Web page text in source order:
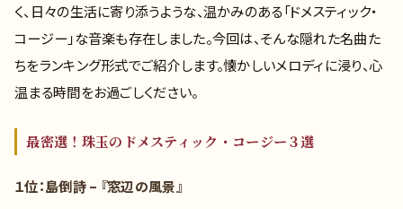
く、日々の生活に寄り添うような、温かみのある「ドメスティック・
コージー」な音楽も存在しました。今回は、そんな隠れた名曲た
ちをランキング形式でご紹介します。懐かしいメロディに浸り、心
温まる時間をお過ごしください。
最密選！珠玉のドメスティック・コージー３選
１位：島倒詩 – 『窓辺の風景』